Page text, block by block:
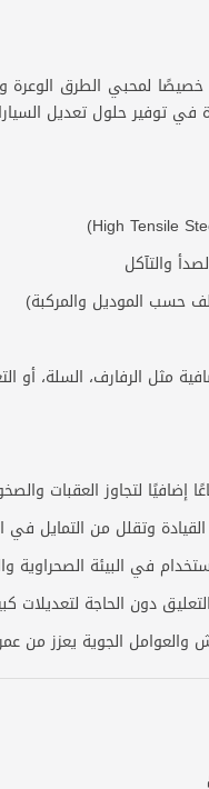
لمحبي الطرق
في توفير حلول تعديل
والتآكل
حسب الموديل والمركبة)
مثل الرفارف، السلة، أو
إضافيًا لتجاوز العقبات
القيادة وتقلل من التمايل
في البيئة الصحراوية
دون الحاجة لتعديلات
الجوية يعزز من